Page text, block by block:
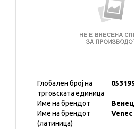
Глобален број на
трговската единица
Име на брендот
Име на брендот
(латиница)
Venec